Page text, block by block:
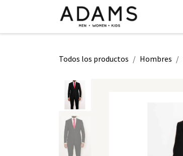
Todos los productos Hombres